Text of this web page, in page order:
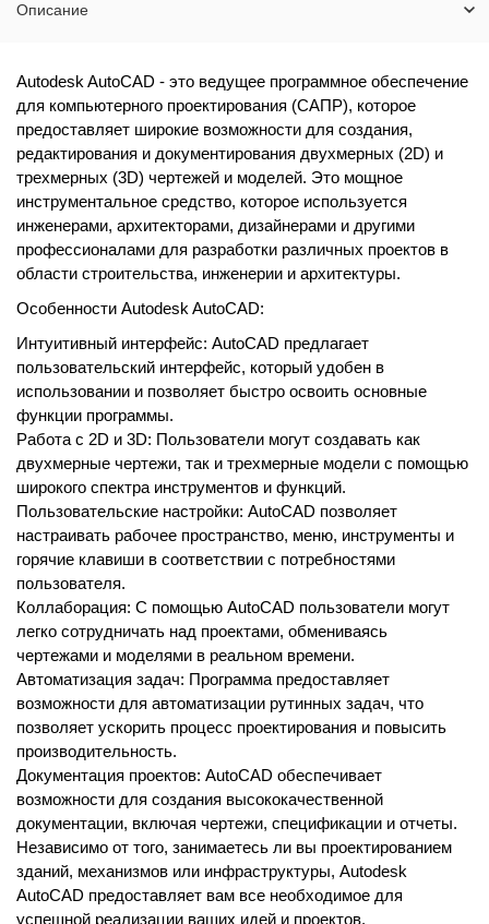
Описание
Autodesk AutoCAD - это ведущее программное обеспечение
для компьютерного проектирования (САПР), которое
предоставляет широкие возможности для создания,
редактирования и документирования двухмерных (2D) и
трехмерных (3D) чертежей и моделей. Это мощное
инструментальное средство, которое используется
инженерами, архитекторами, дизайнерами и другими
профессионалами для разработки различных проектов в
области строительства, инженерии и архитектуры.
Особенности Autodesk AutoCAD:
Интуитивный интерфейс: AutoCAD предлагает
пользовательский интерфейс, который удобен в
использовании и позволяет быстро освоить основные
функции программы.
Работа с 2D и 3D: Пользователи могут создавать как
двухмерные чертежи, так и трехмерные модели с помощью
широкого спектра инструментов и функций.
Пользовательские настройки: AutoCAD позволяет
настраивать рабочее пространство, меню, инструменты и
горячие клавиши в соответствии с потребностями
пользователя.
Коллаборация: С помощью AutoCAD пользователи могут
легко сотрудничать над проектами, обмениваясь
чертежами и моделями в реальном времени.
Автоматизация задач: Программа предоставляет
возможности для автоматизации рутинных задач, что
позволяет ускорить процесс проектирования и повысить
производительность.
Документация проектов: AutoCAD обеспечивает
возможности для создания высококачественной
документации, включая чертежи, спецификации и отчеты.
Независимо от того, занимаетесь ли вы проектированием
зданий, механизмов или инфраструктуры, Autodesk
AutoCAD предоставляет вам все необходимое для
успешной реализации ваших идей и проектов.